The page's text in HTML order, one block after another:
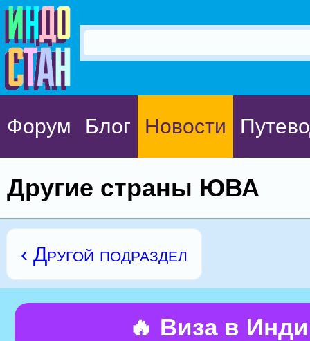
Форум Блог Новости
Другие страны ЮВА
‹ Другой подраздел
🔥 Виза в